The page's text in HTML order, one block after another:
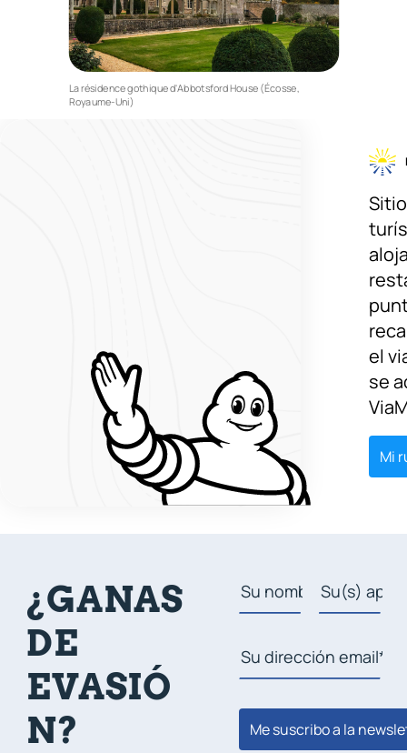
La résidence gothique d'Abbotsford House (Écosse,
Royaume-Uni)
el
se
Mi
¿GANAS
DE
EVASIÓ
N?
Me suscribo a la